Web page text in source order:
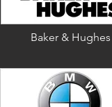
Baker & Hughes